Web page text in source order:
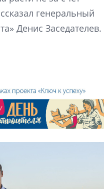
генеральный
Денис Заседателев.